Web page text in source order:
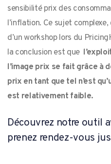
sensibilité prix des
l’inflation. Ce sujet
d’un workshop lors du
la conclusion est que
l’image prix se fait grâce à
prix en tant que tel n’est
est relativement faible.
Découvrez notre outil
prenez rendez-vous